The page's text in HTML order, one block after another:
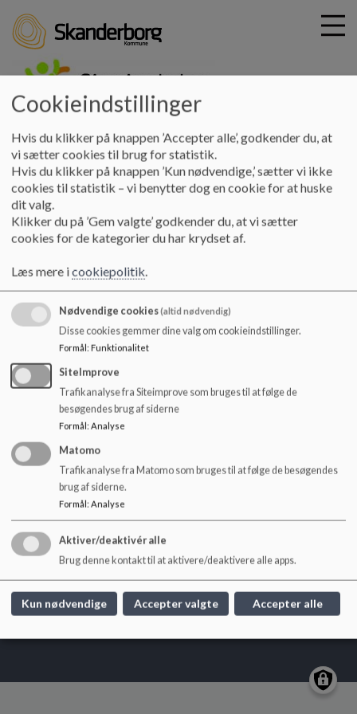
i
skovbyskolen
Praktisk info Aula og UNI-login
Aula og UNI-login
Aula er vores samarbejdsplatform mellem skole og hjem. Her
I kan ligeledes i nedenstående dokument få vejledning i at
skabe jeres eget uni-login.
Dokumenter
Vejledning Aula.pdf
Skovbyskolen
Skråvejen 1-3, 8464 Galten
skovbyskolen@skanderborg.dk
+45 87943160
EAN NR.
5790000415465
Sitemap
Cookie politik
Cookieindstillinger
Hvis du klikker på knappen ’Accepter alle’, godkender du, at
vi sætter cookies til brug for statistik.
Hvis du klikker på knappen ’Kun nødvendige,’ sætter vi ikke
cookies til statistik – vi benytter dog en cookie for at huske
dit valg.
Klikker du på ’Gem valgte’ godkender du, at vi sætter
cookies for de kategorier du har krydset af.
Læs mere icookiepolitik.
Nødvendige cookies(altid nødvendig)
Disse cookies gemmer dine valg om cookieindstillinger.
Formål: Funktionalitet
SiteImprove
Trafikanalyse fra Siteimprove som bruges til at følge de
besøgendes brug af siderne
Formål: Analyse
Matomo
Trafikanalyse fra Matomo som bruges til at følge de besøgendes
brug af siderne.
Formål: Analyse
Aktiver/deaktivér alle
Brug denne kontakt til at aktivere/deaktivere alle apps.
Kun nødvendige Accepter valgte Accepter alle